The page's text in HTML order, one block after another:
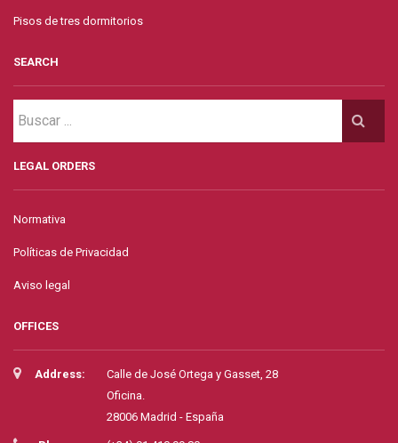
Pisos de tres dormitorios
SEARCH
LEGAL ORDERS
Normativa
Políticas de Privacidad
Aviso legal
OFFICES
Address:
Calle de José Ortega y Gasset, 28
Oficina.
28006 Madrid - España